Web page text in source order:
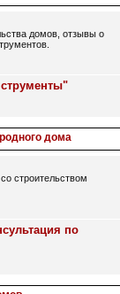
домов, отзывы о
дома
строительством
по